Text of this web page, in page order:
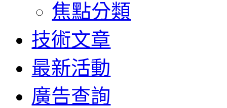
焦點分類
技術文章
最新活動
廣告查詢